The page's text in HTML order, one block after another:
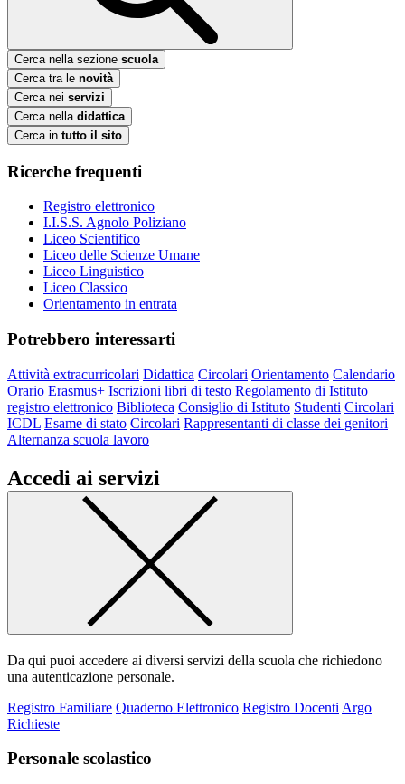
Cerca nella sezione scuola
Cerca tra le novità
Cerca nei servizi
Cerca nella didattica
Cerca in tutto il sito
Ricerche frequenti
Registro elettronico
I.I.S.S. Agnolo Poliziano
Liceo Scientifico
Liceo delle Scienze Umane
Liceo Linguistico
Liceo Classico
Orientamento in entrata
Potrebbero interessarti
Attività extracurricolari Didattica Circolari Orientamento Calendario
Orario Erasmus+ Iscrizioni libri di testo Regolamento di Istituto
registro elettronico Biblioteca Consiglio di Istituto Studenti Circolari
ICDL Esame di stato Circolari Rappresentanti di classe dei genitori
Alternanza scuola lavoro
Accedi ai servizi
Da qui puoi accedere ai diversi servizi della scuola che richiedono
una autenticazione personale.
Registro Familiare Quaderno Elettronico Registro Docenti Argo
Richieste
Personale scolastico